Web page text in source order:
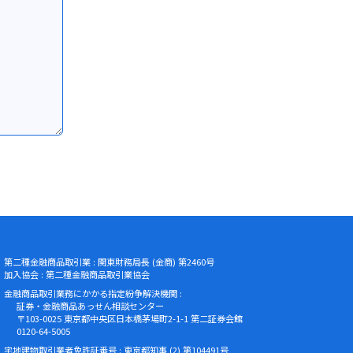
第二種金融商品取引業 : 関東財務局長 (金商) 第2460号
加入協会 : 第二種金融商品取引業協会
金融商品取引業務にかかる指定紛争解決機関 :
証券・金融商品あっせん相談センター
〒103-0025 東京都中央区日本橋茅場町2-1-1 第二証券会館
0120-64-5005
宅地建物取引業者免許証番号 : 東京都知事 (2) 第104491号